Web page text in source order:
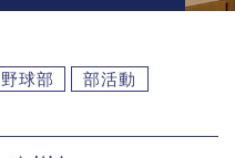
球部
部活動